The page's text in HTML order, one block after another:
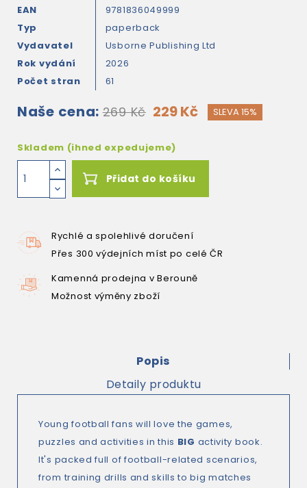
EAN
9781836049999
Typ
paperback
Vydavatel
Usborne Publishing Ltd
Rok vydání
2026
Počet stran
61
Naše cena: 269 Kč 229 Kč SLEVA 15%
Skladem (ihned expedujeme)
Přidat do košíku
Rychlé a spolehlivé doručení
Přes 300 výdejních míst po celé ČR
Kamenná prodejna v Berouně
Možnost výměny zboží
Popis
Detaily produktu
Young football fans will love the games,
puzzles and activities in this BIG activity book.
It's packed full of football-related scenarios,
from training drills and skills to big matches